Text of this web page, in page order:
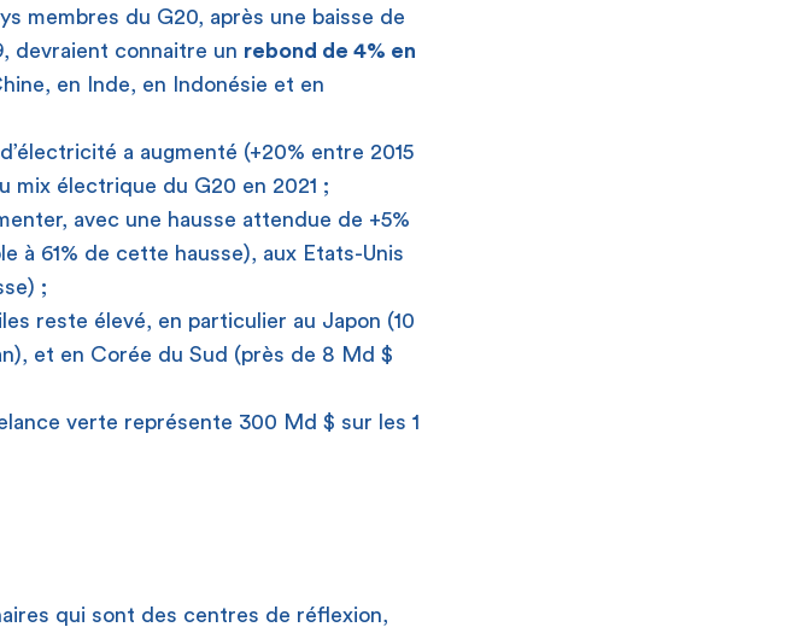
membres du G20, après une baisse de
devraient connaitre un rebond de 4% en
en Inde, en Indonésie et en
a augmenté (+20% entre 2015
électrique du G20 en 2021 ;
avec une hausse attendue de +5%
à 61% de cette hausse), aux Etats-Unis
;
reste élevé, en particulier au Japon (10
et en Corée du Sud (près de 8 Md $
verte représente 300 Md $ sur les 1
qui sont des centres de réflexion,